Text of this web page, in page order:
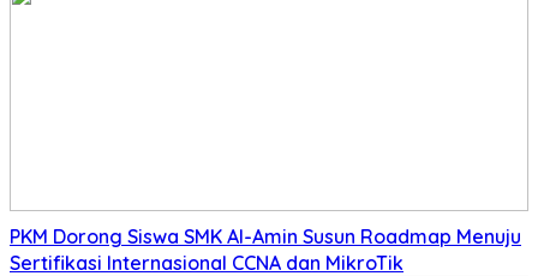
PKM Dorong Siswa SMK Al-Amin Susun Roadmap Menuju
Sertifikasi Internasional CCNA dan MikroTik